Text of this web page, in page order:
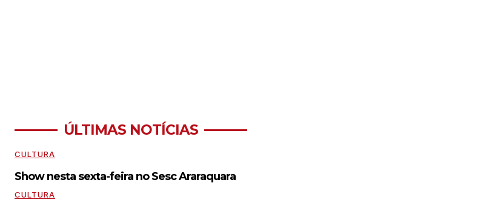
ÚLTIMAS NOTÍCIAS
CULTURA
Show nesta sexta-feira no Sesc Araraquara
CULTURA